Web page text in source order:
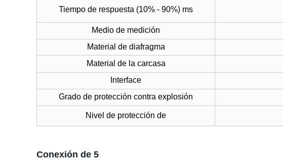
Tiempo de respuesta (10% - 90%) ms
Medio de medición
Material de diafragma
Material de la carcasa
Interface
Grado de protección contra explosión
Nivel de protección de
Conexión de 5